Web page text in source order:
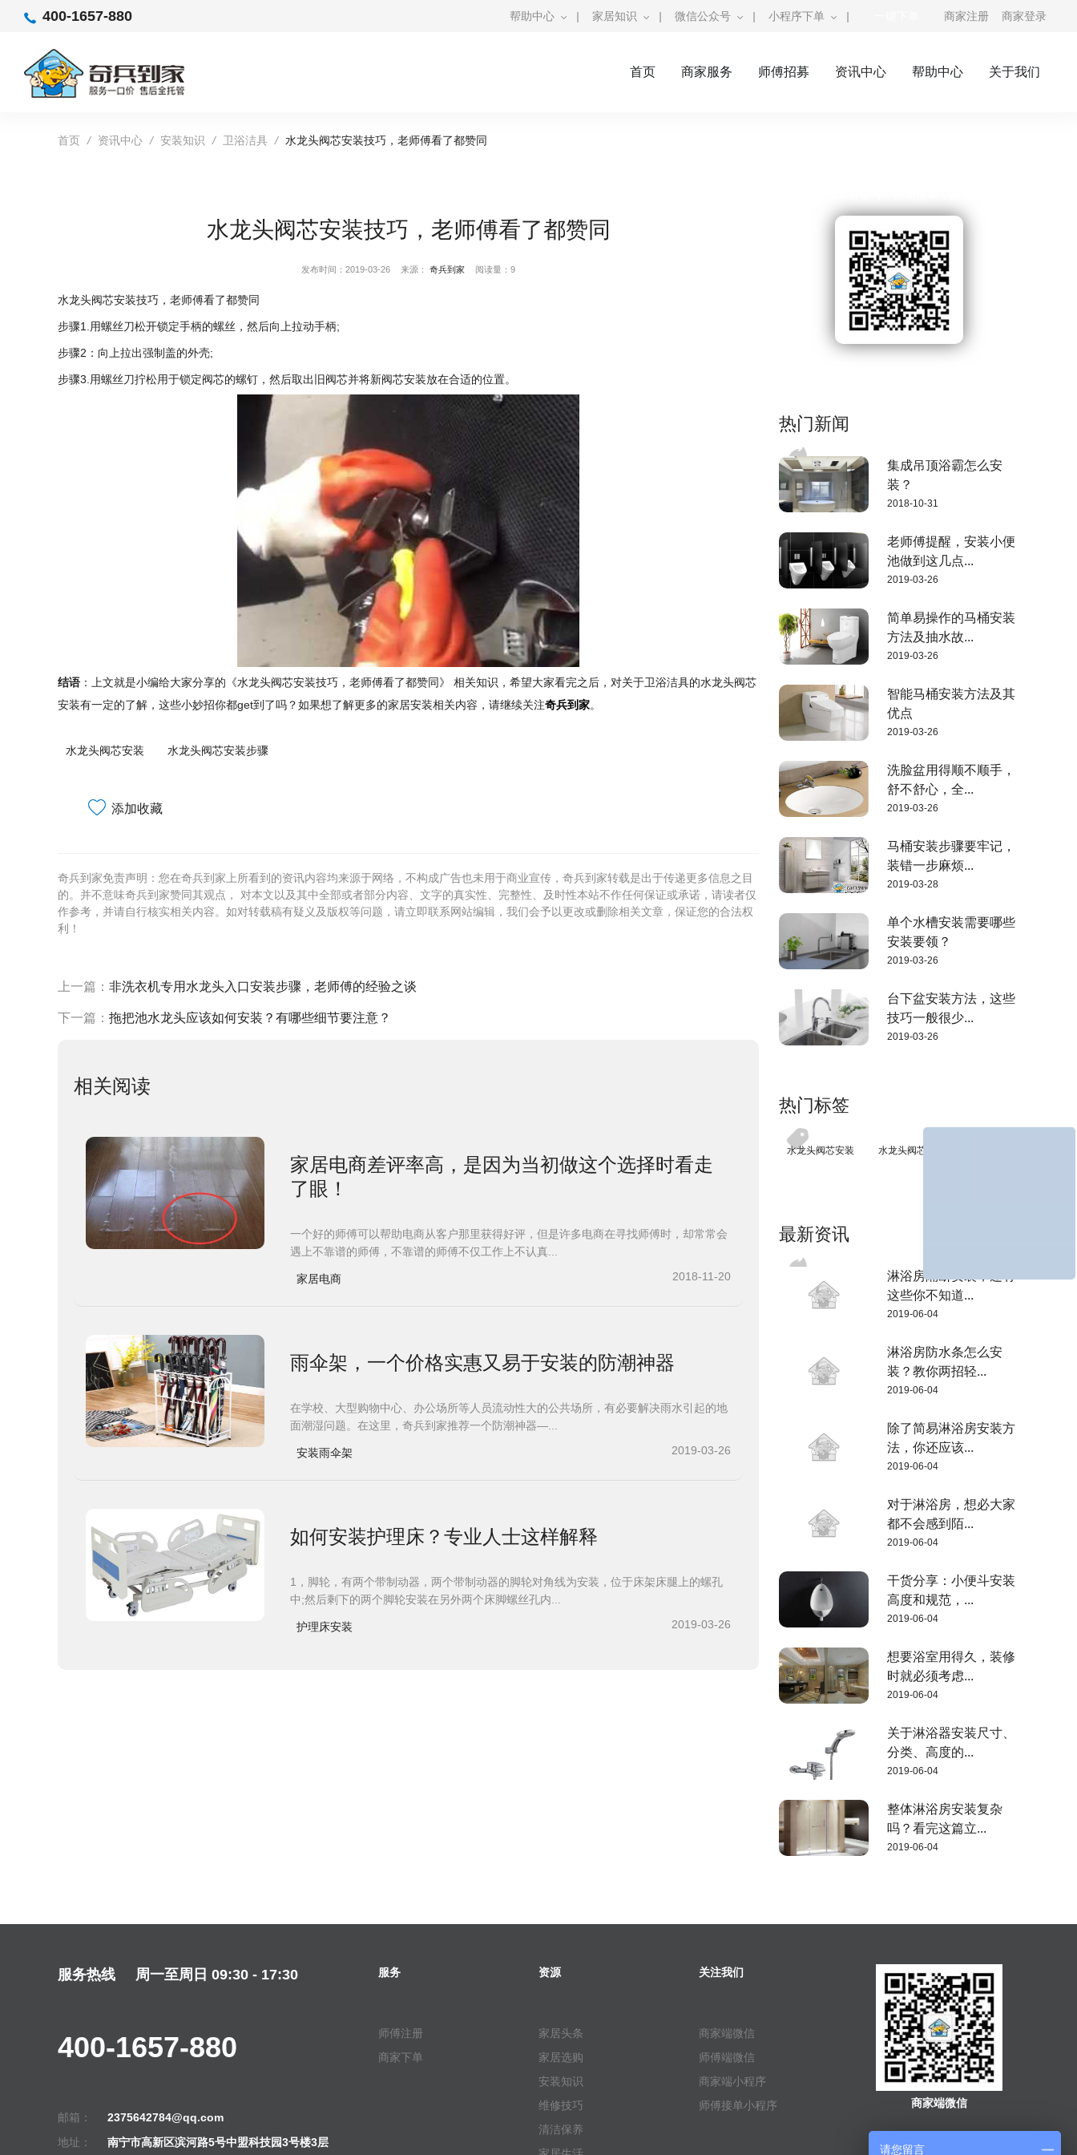
400-1657-880 帮助中心 | 家居知识 | 微信公众号 | 小程序下单 | 商家注册 商家登录
首页 商家服务 师傅招募 资讯中心 帮助中心 关于我们
首页 / 资讯中心 / 安装知识 / 卫浴洁具 / 水龙头阀芯安装技巧，老师傅看了都赞同
水龙头阀芯安装技巧，老师傅看了都赞同
发布时间：2019-03-26 来源： 奇兵到家 阅读量：9
水龙头阀芯安装技巧，老师傅看了都赞同
步骤1.用螺丝刀松开锁定手柄的螺丝，然后向上拉动手柄;
步骤2：向上拉出强制盖的外壳;
步骤3.用螺丝刀拧松用于锁定阀芯的螺钉，然后取出旧阀芯并将新阀芯安装放在合适的位置。
结语 ：上文就是小编给大家分享的《水龙头阀芯安装技巧，老师傅看了都赞同》 相关知识，希望大家看完之后，对关于卫浴洁具的水龙头阀芯
安装有一定的了解，这些小妙招你都get到了吗？如果想了解更多的家居安装相关内容，请继续关注奇兵到家。
水龙头阀芯安装 水龙头阀芯安装步骤
添加收藏
奇兵到家免责声明：您在奇兵到家上所看到的资讯内容均来源于网络，不构成广告也未用于商业宣传，奇兵到家转载是出于传递更多信息之目
的。并不意味奇兵到家赞同其观点， 对本文以及其中全部或者部分内容、文字的真实性、完整性、及时性本站不作任何保证或承诺，请读者仅
作参考，并请自行核实相关内容。如对转载稿有疑义及版权等问题，请立即联系网站编辑，我们会予以更改或删除相关文章，保证您的合法权
利！
上一篇： 非洗衣机专用水龙头入口安装步骤，老师傅的经验之谈
下一篇： 拖把池水龙头应该如何安装？有哪些细节要注意？
相关阅读
家居电商差评率高，是因为当初做这个选择时看走
了眼！
一个好的师傅可以帮助电商从客户那里获得好评，但是许多电商在寻找师傅时，却常常会
遇上不靠谱的师傅，不靠谱的师傅不仅工作上不认真...
家居电商 2018-11-20
雨伞架，一个价格实惠又易于安装的防潮神器
在学校、大型购物中心、办公场所等人员流动性大的公共场所，有必要解决雨水引起的地
面潮湿问题。在这里，奇兵到家推荐一个防潮神器—...
安装雨伞架 2019-03-26
如何安装护理床？专业人士这样解释
1，脚轮，有两个带制动器，两个带制动器的脚轮对角线为安装，位于床架床腿上的螺孔
中;然后剩下的两个脚轮安装在另外两个床脚螺丝孔内...
护理床安装 2019-03-26
热门新闻
集成吊顶浴霸怎么安
装？
2018-10-31
老师傅提醒，安装小便
池做到这几点...
2019-03-26
简单易操作的马桶安装
方法及抽水故...
2019-03-26
智能马桶安装方法及其
优点
2019-03-26
洗脸盆用得顺不顺手，
舒不舒心，全...
2019-03-26
马桶安装步骤要牢记，
装错一步麻烦...
2019-03-28
单个水槽安装需要哪些
安装要领？
2019-03-26
台下盆安装方法，这些
技巧一般很少...
2019-03-26
热门标签
水龙头阀芯安装 水龙头阀芯安装步骤
最新资讯
淋浴房隔断安装，还有
这些你不知道...
2019-06-04
淋浴房防水条怎么安
装？教你两招轻...
2019-06-04
除了简易淋浴房安装方
法，你还应该...
2019-06-04
对于淋浴房，想必大家
都不会感到陌...
2019-06-04
干货分享：小便斗安装
高度和规范，...
2019-06-04
想要浴室用得久，装修
时就必须考虑...
2019-06-04
关于淋浴器安装尺寸、
分类、高度的...
2019-06-04
整体淋浴房安装复杂
吗？看完这篇立...
2019-06-04
服务热线 周一至周日 09:30 - 17:30
400-1657-880
邮箱：
2375642784@qq.com
地址：
南宁市高新区滨河路5号中盟科技园3号楼3层
服务
师傅注册
商家下单
资源
家居头条
家居选购
安装知识
维修技巧
清洁保养
关注我们
商家端微信
师傅端微信
商家端小程序
师傅接单小程序
商家端微信
请您留言